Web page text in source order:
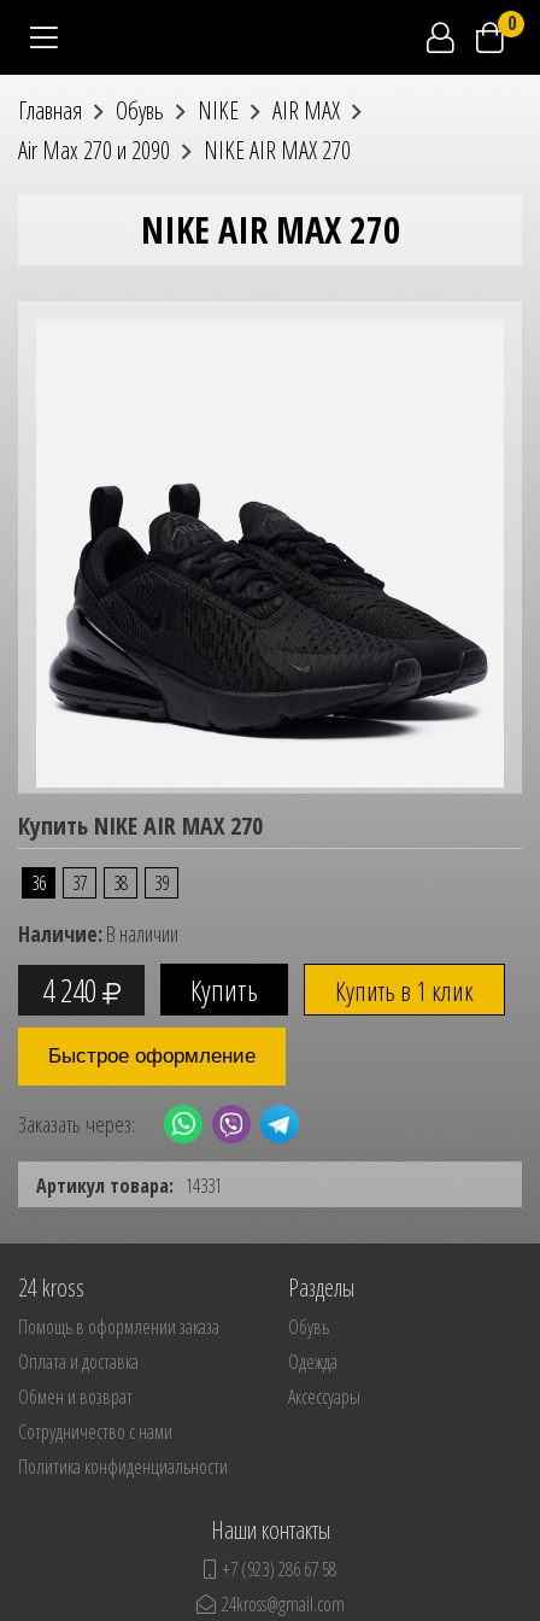
0
Главная Обувь NIKE
AIR MAX
Air Max 270 и 2090
NIKE AIR MAX 270
NIKE AIR MAX 270
Купить NIKE AIR MAX 270
36 37 38 39
Наличие:В наличии
4 240 Купить в 1 клик
Быстрое оформление
Заказать через:
Артикул товара: 14331
24 kross
Помощь в оформлении заказа
Оплата и доставка
Обмен и возврат
Сотрудничество с нами
Политика конфиденциальности
Разделы
Обувь
Одежда
Аксессуары
Наши контакты
+7 (923) 286 67 58
24kross@gmail.com